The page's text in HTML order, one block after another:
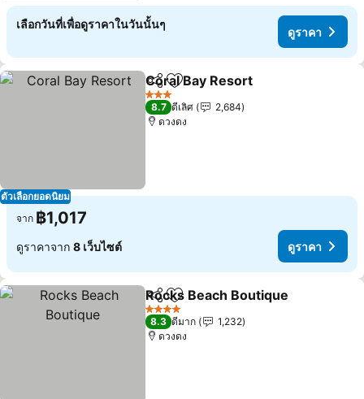
เลือกวันที่เพื่อดูราคาในวันนั้นๆ
ดูราคา
ตัวเลือกยอดนิยม
แชร์ เพิ่มในรายการโปรด
Coral Bay Resort
3 ดาว
8.7 ดีเลิศ
2,684
ดวงดง
จาก ฿1,017
ดูราคาจาก 8 เว็บไซต์ ดูราคา
แชร์ เพิ่มในรายการโปรด
Rocks Beach Boutique
4 ดาว
8.3 ดีมาก
1,232
ดวงดง